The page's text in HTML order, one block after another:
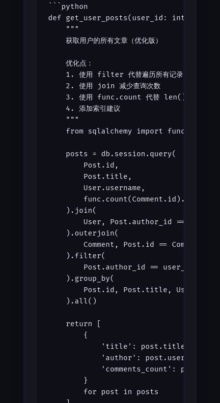
```python
def get_user_posts(user_id: int) ->
    """
    获取用户的所有文章（优化版）
    优化点：
    1. 使用 filter 代替遍历所有记录
    2. 使用 join 减少查询次数
    3. 使用 func.count 代替 len()
    4. 添加索引建议
    """
    from sqlalchemy import func
    posts = db.session.query(
        Post.id,
        Post.title,
        User.username,
    ).join(
        User, Post.author_id == User.id
    ).outerjoin(
Comment, Post.id ==
    ).filter(
        Post.author_id == user_id
    ).group_by(
Post.id, Post.title,
    ).all()
    return [
        {
            'title': post.title,
            'author': post.username,
'comments_count':
        }
        for post in posts